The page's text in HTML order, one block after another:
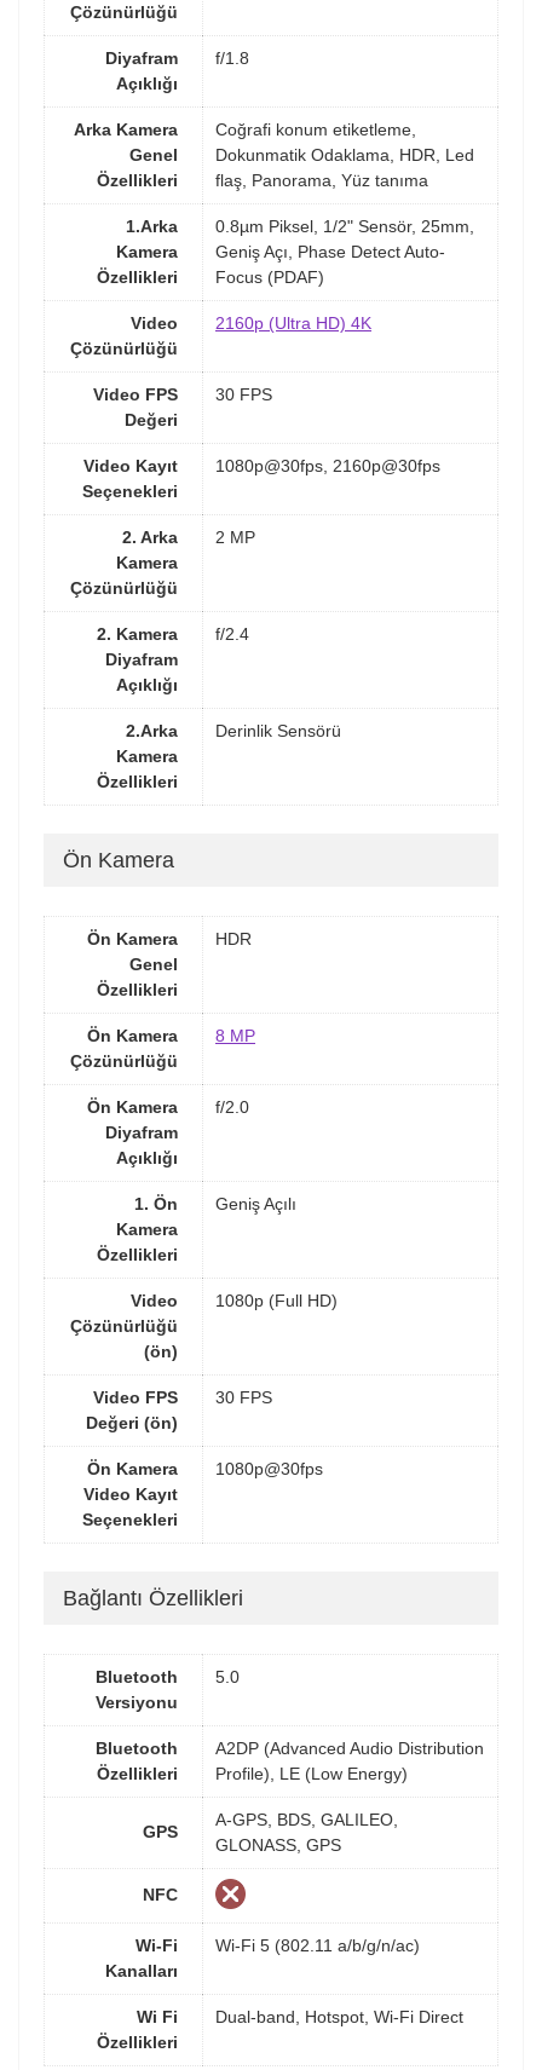
Çözünürlüğü
Diyafram
Açıklığı
f/1.8
Arka Kamera
Genel
Özellikleri
Coğrafi konum etiketleme,
Dokunmatik Odaklama, HDR, Led
flaş, Panorama, Yüz tanıma
1.Arka
Kamera
Özellikleri
0.8µm Piksel, 1/2" Sensör, 25mm,
Geniş Açı, Phase Detect Auto-
Focus (PDAF)
Video
Çözünürlüğü
2160p (Ultra HD) 4K
Video FPS
Değeri
30 FPS
Video Kayıt
Seçenekleri
1080p@30fps, 2160p@30fps
2. Arka
Kamera
Çözünürlüğü
2 MP
2. Kamera
Diyafram
Açıklığı
f/2.4
2.Arka
Kamera
Özellikleri
Derinlik Sensörü
Ön Kamera
Ön Kamera
Genel
Özellikleri
HDR
Ön Kamera
Çözünürlüğü
8 MP
Ön Kamera
Diyafram
Açıklığı
f/2.0
1. Ön
Kamera
Özellikleri
Geniş Açılı
Video
Çözünürlüğü
(ön)
1080p (Full HD)
Video FPS
Değeri (ön)
30 FPS
Ön Kamera
Video Kayıt
Seçenekleri
1080p@30fps
Bağlantı Özellikleri
Bluetooth
Versiyonu
5.0
Bluetooth
Özellikleri
A2DP (Advanced Audio Distribution
Profile), LE (Low Energy)
GPS
A-GPS, BDS, GALILEO,
GLONASS, GPS
NFC
Wi-Fi
Kanalları
Wi-Fi 5 (802.11 a/b/g/n/ac)
Wi Fi
Özellikleri
Dual-band, Hotspot, Wi-Fi Direct